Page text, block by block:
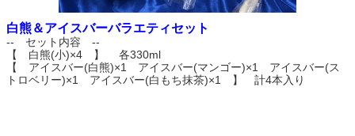
白熊＆アイスバーバラエティセット
-- セット内容 --
【 白熊(小)×4 】 各330ml
【 アイスバー(白熊)×1 アイスバー(マンゴー)×1 アイスバー(ス
トロベリー)×1 アイスバー(白もち抹茶)×1 】 計4本入り